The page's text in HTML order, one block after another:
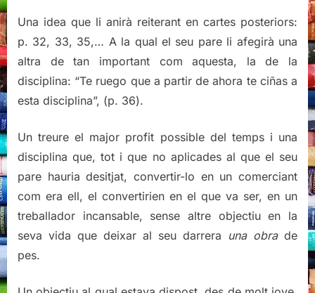
Una idea que li anirà reiterant en cartes posteriors:
p. 32, 33, 35,… A la qual el seu pare li afegirà una
altra de tan important com aquesta, la de la
disciplina: “Te ruego que a partir de ahora te ciñas a
esta disciplina”, (p. 36).
Un treure el major profit possible del temps i una
disciplina que, tot i que no aplicades al que el seu
pare hauria desitjat, convertir-lo en un comerciant
com era ell, el convertirien en el que va ser, en un
treballador incansable, sense altre objectiu en la
seva vida que deixar al seu darrera una obrade
pes.